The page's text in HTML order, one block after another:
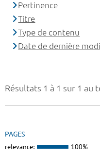
Résultats 1 à 1 sur 1 au
PAGES
relevance: 100%
Pertinence
Titre
Type de contenu
Date de dernière